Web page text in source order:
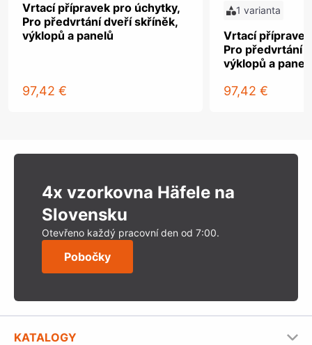
Vrtací přípravek pro úchytky,
Pro předvrtání dveří skříněk,
výklopů a panelů
97,42 €
1 varianta
Vrtací
Pro předvrtání
výklopů a
97,42 €
4x vzorkovna Häfele na
Slovensku
Otevřeno každý pracovní den od 7:00.
Pobočky
KATALOGY